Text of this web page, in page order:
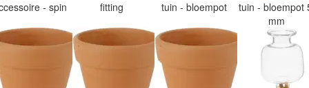
- spin fitting tuin - bloempot
tuin - bloempot
mm